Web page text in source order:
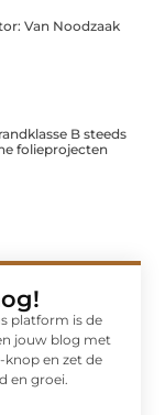
Van Noodzaak
B steeds
folieprojecten
platform is de
jouw blog met
knop en zet de
en groei.